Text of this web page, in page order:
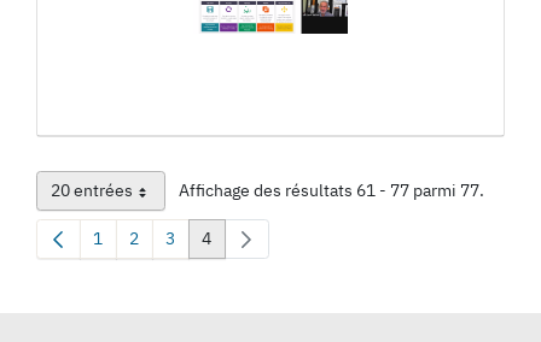
20 entrées
Par page Affichage des résultats 61 - 77 parmi 77.
Page
1 Page
2 Page
3 Page
4